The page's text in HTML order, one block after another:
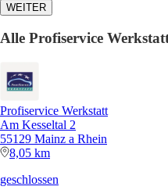
WEITER
Alle Profiservice
Profiservice Werkstatt
Am Kesseltal 2
55129 Mainz a Rhein
8,05 km
geschlossen